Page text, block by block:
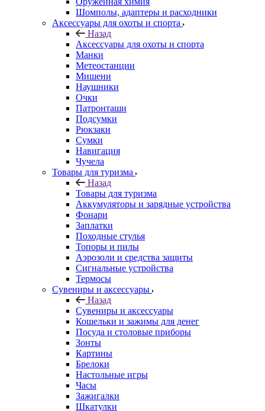
Шомполы, адаптеры и расходники
Аксессуары для охоты и спорта
Назад
Аксессуары для охоты и спорта
Манки
Метеостанции
Мишени
Наушники
Очки
Патронташи
Подсумки
Рюкзаки
Сумки
Навигация
Чучела
Товары для туризма
Назад
Товары для туризма
Аккумуляторы и зарядные устройства
Фонари
Заплатки
Походные стулья
Топоры и пилы
Аэрозоли и средства защиты
Сигнальные устройства
Термосы
Сувениры и аксессуары
Назад
Сувениры и аксессуары
Кошельки и зажимы для денег
Посуда и столовые приборы
Зонты
Картины
Брелоки
Настольные игры
Часы
Зажигалки
Шкатулки